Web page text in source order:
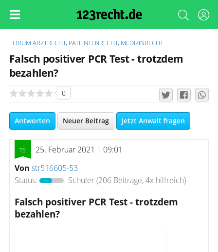
FORUM ARZTRECHT, PATIENTENRECHT, MEDIZINRECHT
Falsch positiver PCR Test - trotzdem
bezahlen?
0
Antworten Neuer Beitrag Jetzt Anwalt fragen
25. Februar 2021 | 09:01
Von str516605-53
Status:
Schüler(206 Beiträge, 4x hilfreich)
Falsch positiver PCR Test - trotzdem
bezahlen?